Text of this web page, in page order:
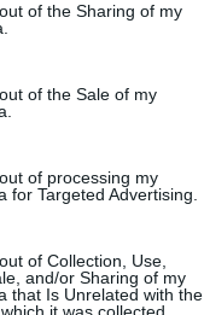
of the Sharing of my
of the Sale of my
of processing my
for Targeted Advertising.
of Collection, Use,
and/or Sharing of my
that Is Unrelated with the
it was collected.